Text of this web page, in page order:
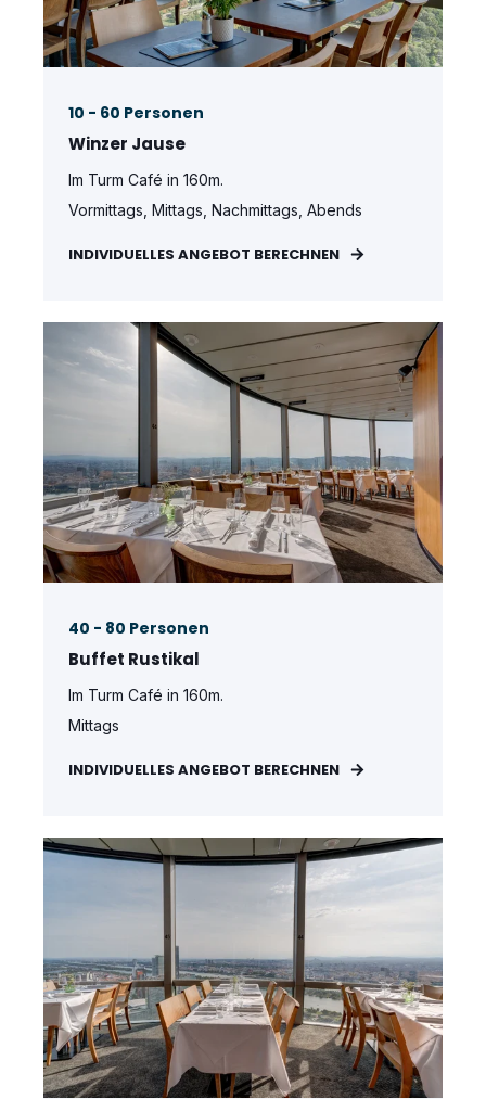
10 - 60 Personen
Winzer Jause
Im Turm Café in 160m.
Vormittags, Mittags, Nachmittags, Abends
INDIVIDUELLES ANGEBOT BERECHNEN
40 - 80 Personen
Buffet Rustikal
Im Turm Café in 160m.
Mittags
INDIVIDUELLES ANGEBOT BERECHNEN